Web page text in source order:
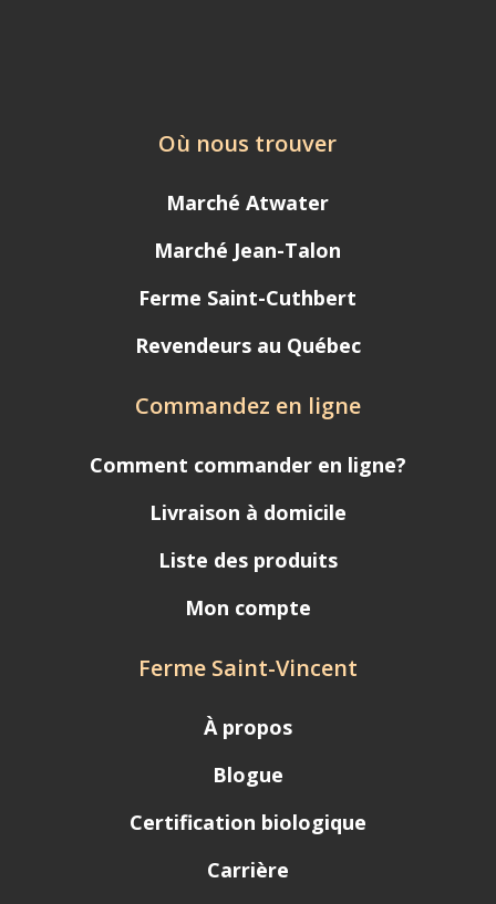
Où nous trouver
Marché Atwater
Marché Jean-Talon
Ferme Saint-Cuthbert
Revendeurs au Québec
Commandez en ligne
Comment commander en ligne?
Livraison à domicile
Liste des produits
Mon compte
Ferme Saint-Vincent
À propos
Blogue
Certification biologique
Carrière